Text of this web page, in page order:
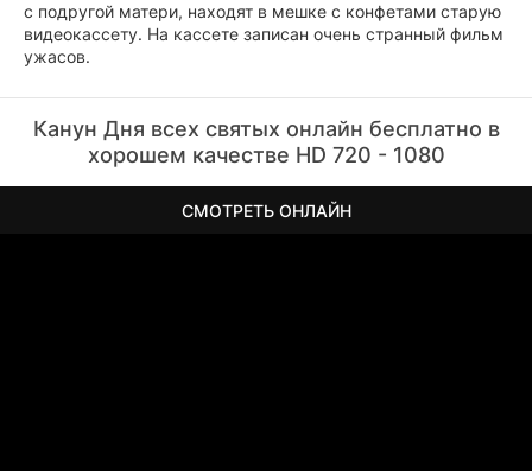
с подругой матери, находят в мешке с конфетами старую
видеокассету. На кассете записан очень странный фильм
ужасов.
Канун Дня всех святых онлайн бесплатно в
хорошем качестве HD 720 - 1080
СМОТРЕТЬ ОНЛАЙН